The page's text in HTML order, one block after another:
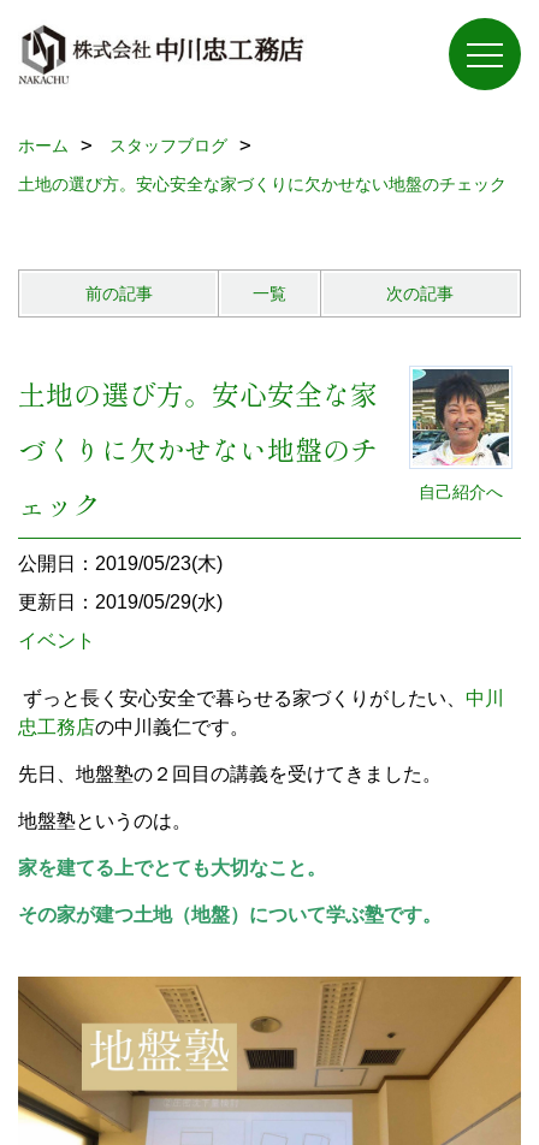
ホーム
スタッフブログ
土地の選び方。安心安全な家づくりに欠かせない地盤のチェック
前の記事 一覧 次の記事
自己紹介へ
土地の選び方。安心安全な家
づくりに欠かせない地盤のチ
ェック
公開日：2019/05/23(木)
更新日：2019/05/29(水)
イベント
ずっと長く安心安全で暮らせる家づくりがしたい、 中川
忠工務店の中川義仁です。
先日、地盤塾の２回目の講義を受けてきました。
地盤塾というのは。
家を建てる上でとても大切なこと。
その家が建つ土地（地盤）について学ぶ塾です。